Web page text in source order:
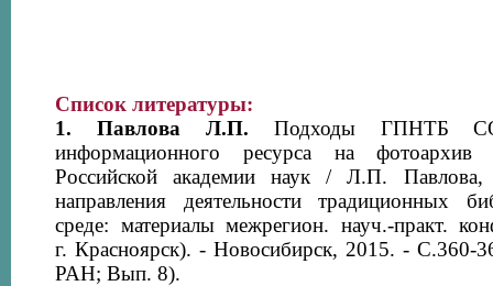
Список литературы:
1. Павлова Л.П. Подходы ГПНТБ
информационного ресурса на фотоархив
Российской академии наук / Л.П.
направления деятельности традиционных
среде: материалы межрегион. науч.-практ.
г. Красноярск). - Новосибирск, 2015. -
РАН; Вып. 8).